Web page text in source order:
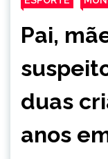
Pai,
duas
anos